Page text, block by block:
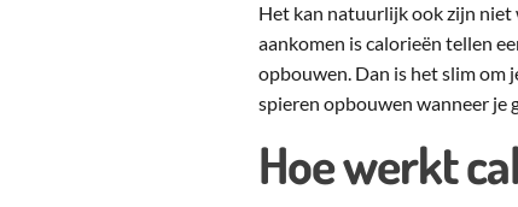
Het kan natuurlijk ook zijn
aankomen is calorieën tellen
opbouwen. Dan is het slim om
spieren opbouwen wanneer je
Hoe werkt